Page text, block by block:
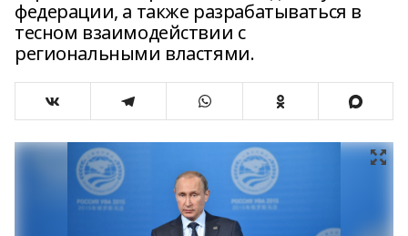
федерации, а также разрабатываться в
тесном взаимодействии с
региональными властями.